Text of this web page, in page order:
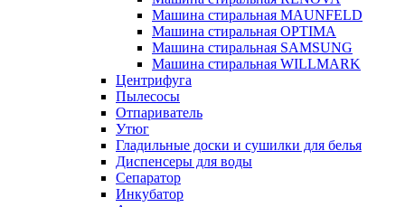
Машина стиральная MAUNFELD
Машина стиральная OPTIMA
Машина стиральная SAMSUNG
Машина стиральная WILLMARK
Центрифуга
Пылесосы
Отпариватель
Утюг
Гладильные доски и сушилки для белья
Диспенсеры для воды
Сепаратор
Инкубатор